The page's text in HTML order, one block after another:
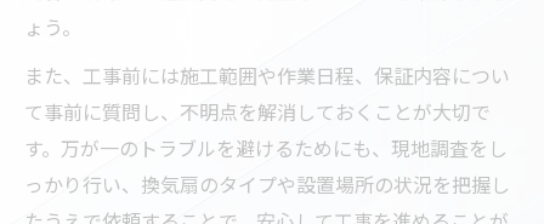
ょう。
また、工事前には施工範囲や作業日程、保証内容につい
て事前に質問し、不明点を解消しておくことが大切で
す。万が一のトラブルを避けるためにも、現地調査をし
っかり行い、換気扇のタイプや設置場所の状況を把握し